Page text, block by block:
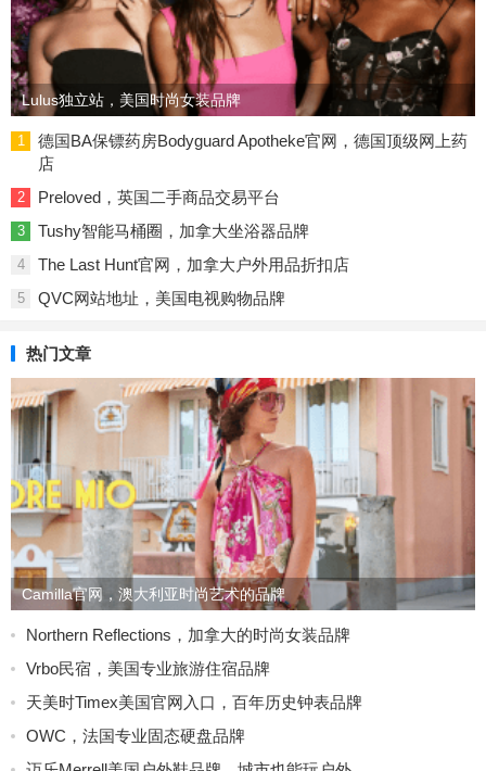
Lulus独立站，美国时尚女装品牌
1
德国BA保镖药房Bodyguard Apotheke官网，德国顶级网上药
店
2 Preloved，英国二手商品交易平台
3 Tushy智能马桶圈，加拿大坐浴器品牌
4 The Last Hunt官网，加拿大户外用品折扣店​
5 QVC网站地址，美国电视购物品牌
热门文章
Camilla官网，澳大利亚时尚艺术的品牌
Northern Reflections，加拿大的时尚女装品牌
Vrbo民宿，美国专业旅游住宿品牌
天美时Timex美国官网入口，百年历史钟表品牌
OWC，法国专业固态硬盘品牌